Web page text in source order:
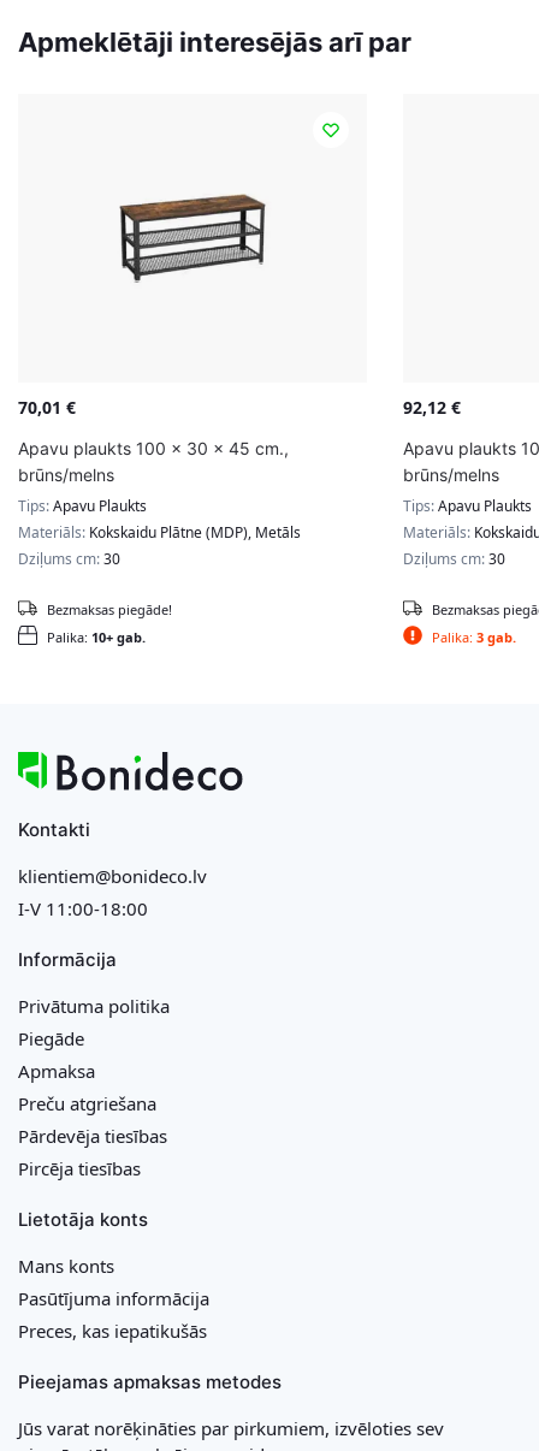
Apmeklētāji interesējās arī par
70,01 €
Apavu plaukts 100 x 30 x 45 cm.,
brūns/melns
Tips:Apavu Plaukts
Materiāls: Kokskaidu Plātne (MDP), Metāls
Dziļums cm:30
Palika: 10+ gab.
Bezmaksas piegāde!
92,12 €
Apavu plaukts
brūns/melns
Tips:Apavu Plaukts
Materiāls:
Dziļums cm:30
Palika: 3 gab.
Bezmaksas
Kontakti
klientiem@bonideco.lv
I-V 11:00-18:00
Informācija
Privātuma politika
Piegāde
Apmaksa
Preču atgriešana
Pārdevēja tiesības
Pircēja tiesības
Lietotāja konts
Mans konts
Pasūtījuma informācija
Preces, kas iepatikušās
Pieejamas apmaksas metodes
Jūs varat norēķināties par pirkumiem, izvēloties sev